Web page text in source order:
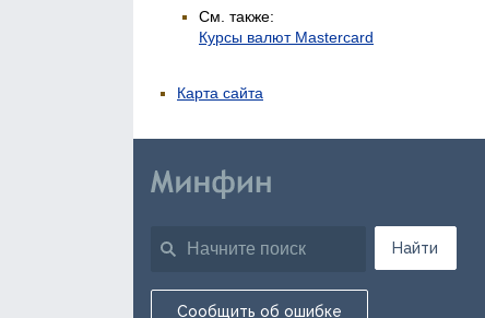
См. также:
Курсы валют Mastercard
Карта сайта
Найти
Сообщить об ошибке